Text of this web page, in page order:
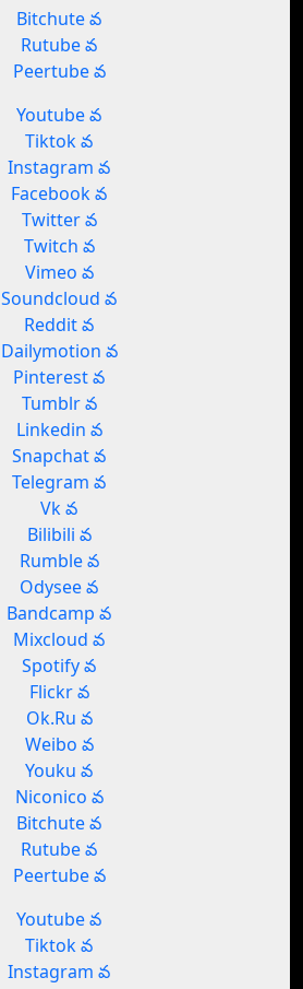
Bitchute వ
Rutube వ
Peertube వ
Youtube వ
Tiktok వ
Instagram వ
Facebook వ
Twitter వ
Twitch వ
Vimeo వ
Soundcloud వ
Reddit వ
Dailymotion వ
Pinterest వ
Tumblr వ
Linkedin వ
Snapchat వ
Telegram వ
Vk వ
Bilibili వ
Rumble వ
Odysee వ
Bandcamp వ
Mixcloud వ
Spotify వ
Flickr వ
Ok.Ru వ
Weibo వ
Youku వ
Niconico వ
Bitchute వ
Rutube వ
Peertube వ
Youtube వ
Tiktok వ
Instagram వ